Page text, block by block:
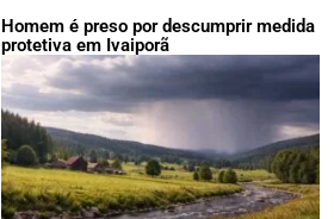
Homem é preso por descumprir medida
protetiva em Ivaiporã